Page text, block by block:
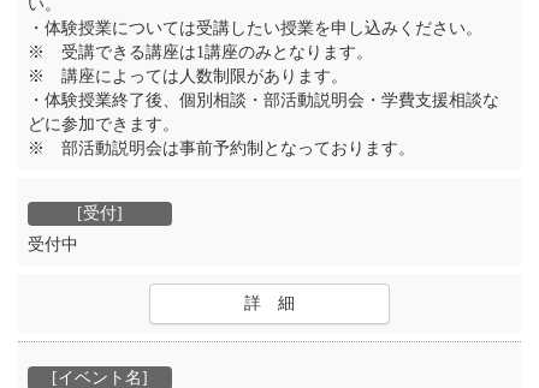
い。
・体験授業については受講したい授業を申し込みください。
※ 受講できる講座は1講座のみとなります。
※ 講座によっては人数制限があります。
・体験授業終了後、個別相談・部活動説明会・学費支援相談な
どに参加できます。
※ 部活動説明会は事前予約制となっております。
受付中
詳 細